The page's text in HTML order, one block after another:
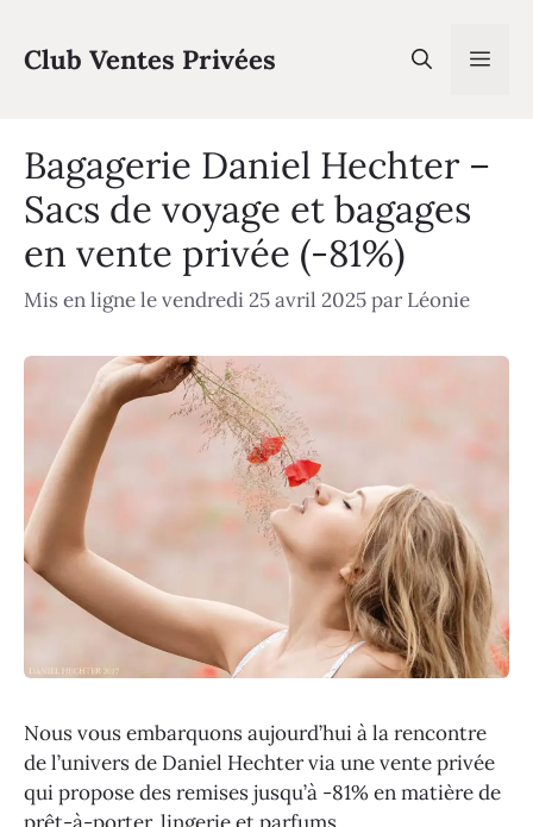
contenu
Club Ventes Privées
Bagagerie Daniel Hechter –
Sacs de voyage et bagages
en vente privée (-81%)
Mis en ligne le vendredi 25 avril 2025parLéonie
Nous vous embarquons aujourd’hui à la rencontre
de l’univers de Daniel Hechter via une vente privée
qui propose des remises jusqu’à -81% en matière de